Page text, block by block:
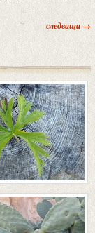
следваща →